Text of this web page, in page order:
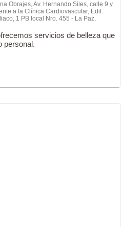
Obrajes, Av. Hernando Siles, calle 9 y
a la Clínica Cardiovascular, Edif.
1 PB local Nro. 455 - La Paz,
servicios de belleza que
personal.